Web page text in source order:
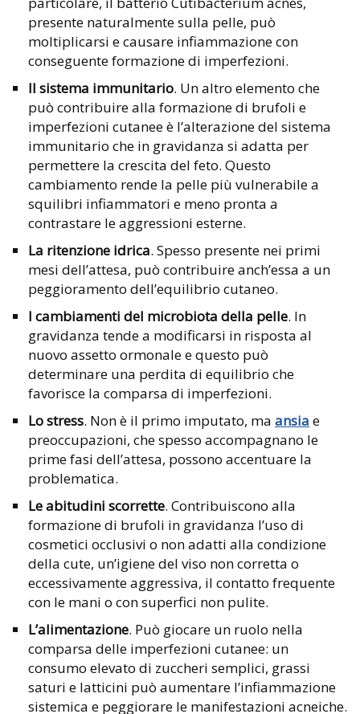
presente naturalmente sulla pelle, può
moltiplicarsi e causare infiammazione con
conseguente formazione di imperfezioni.
Il sistema immunitario. Un altro elemento che
può contribuire alla formazione di brufoli e
imperfezioni cutanee è l’alterazione del sistema
immunitario che in gravidanza si adatta per
permettere la crescita del feto. Questo
cambiamento rende la pelle più vulnerabile a
squilibri infiammatori e meno pronta a
contrastare le aggressioni esterne.
La ritenzione idrica. Spesso presente nei primi
mesi dell’attesa, può contribuire anch’essa a un
peggioramento dell’equilibrio cutaneo.
I cambiamenti del microbiota della pelle. In
gravidanza tende a modificarsi in risposta al
nuovo assetto ormonale e questo può
determinare una perdita di equilibrio che
favorisce la comparsa di imperfezioni.
Lo stress. Non è il primo imputato, ma ansia e
preoccupazioni, che spesso accompagnano le
prime fasi dell’attesa, possono accentuare la
problematica.
Le abitudini scorrette. Contribuiscono alla
formazione di brufoli in gravidanza l’uso di
cosmetici occlusivi o non adatti alla condizione
della cute, un’igiene del viso non corretta o
eccessivamente aggressiva, il contatto frequente
con le mani o con superfici non pulite.
L’alimentazione. Può giocare un ruolo nella
comparsa delle imperfezioni cutanee: un
consumo elevato di zuccheri semplici, grassi
saturi e latticini può aumentare l’infiammazione
sistemica e peggiorare le manifestazioni acneiche.